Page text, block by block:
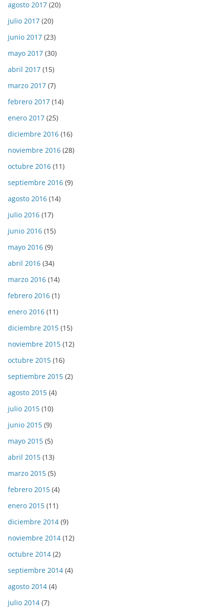
agosto 2017 (20)
julio 2017 (20)
junio 2017 (23)
mayo 2017 (30)
abril 2017 (15)
marzo 2017 (7)
febrero 2017 (14)
enero 2017 (25)
diciembre 2016 (16)
noviembre 2016 (28)
octubre 2016 (11)
septiembre 2016 (9)
agosto 2016 (14)
julio 2016 (17)
junio 2016 (15)
mayo 2016 (9)
abril 2016 (34)
marzo 2016 (14)
febrero 2016 (1)
enero 2016 (11)
diciembre 2015 (15)
noviembre 2015 (12)
octubre 2015 (16)
septiembre 2015 (2)
agosto 2015 (4)
julio 2015 (10)
junio 2015 (9)
mayo 2015 (5)
abril 2015 (13)
marzo 2015 (5)
febrero 2015 (4)
enero 2015 (11)
diciembre 2014 (9)
noviembre 2014 (12)
octubre 2014 (2)
septiembre 2014 (4)
agosto 2014 (4)
julio 2014 (7)